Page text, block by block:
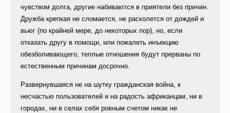
чувством долга, другие набиваются в приятели без причин.
Дружба крепкая не сломается, не расколется от дождей и
вьюг (по крайней мере, до некоторых пор), но, если
отказать другу в помощи, или пожалеть инъекцию
обезболивающего, теплые отношения будут прерваны по
естественным причинам досрочно.
Развернувшаяся не на шутку гражданская война, к
несчастью пользователей и на радость африканцам, ни в
городах, ни в селах себя ровным счетом никак не